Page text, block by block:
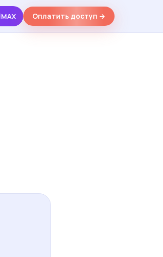
MAX Оплатить доступ →